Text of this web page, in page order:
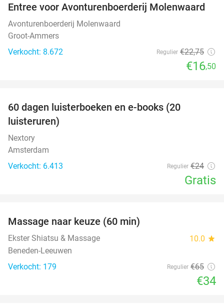
27%
Entree voor Avonturenboerderij Molenwaard
Avonturenboerderij Molenwaard
Groot-Ammers
Verkocht: 8.672
Regulier €22,75
€16,50
60 dagen luisterboeken en e-books (20
luisteruren)
Nextory
Amsterdam
Verkocht: 6.413
Regulier €24
Gratis
Massage naar keuze (60 min)
Ekster Shiatsu & Massage 10.0 star
Beneden-Leeuwen
Verkocht: 179
Regulier €65
€34